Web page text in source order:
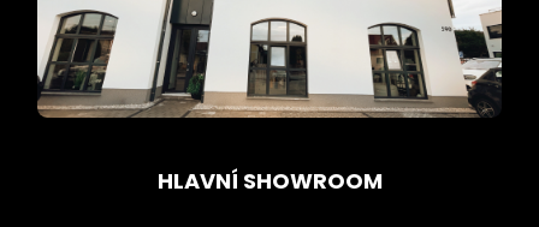
HLAVNÍ SHOWROOM